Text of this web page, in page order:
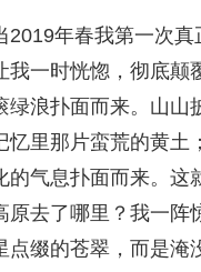
2019年春我第一次
我一时恍惚，彻底颠
绿浪扑面而来。山山
忆里那片蛮荒的黄土
的气息扑面而来。这
原去了哪里？我一阵
点缀的苍翠，而是淹